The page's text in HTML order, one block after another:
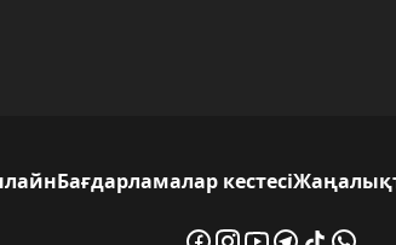
Бағдарламалар кестесі